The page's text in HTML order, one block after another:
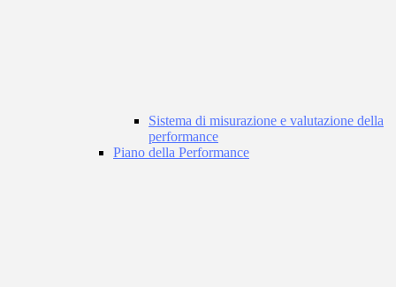
Sistema di misurazione e valutazione della
performance
Piano della Performance